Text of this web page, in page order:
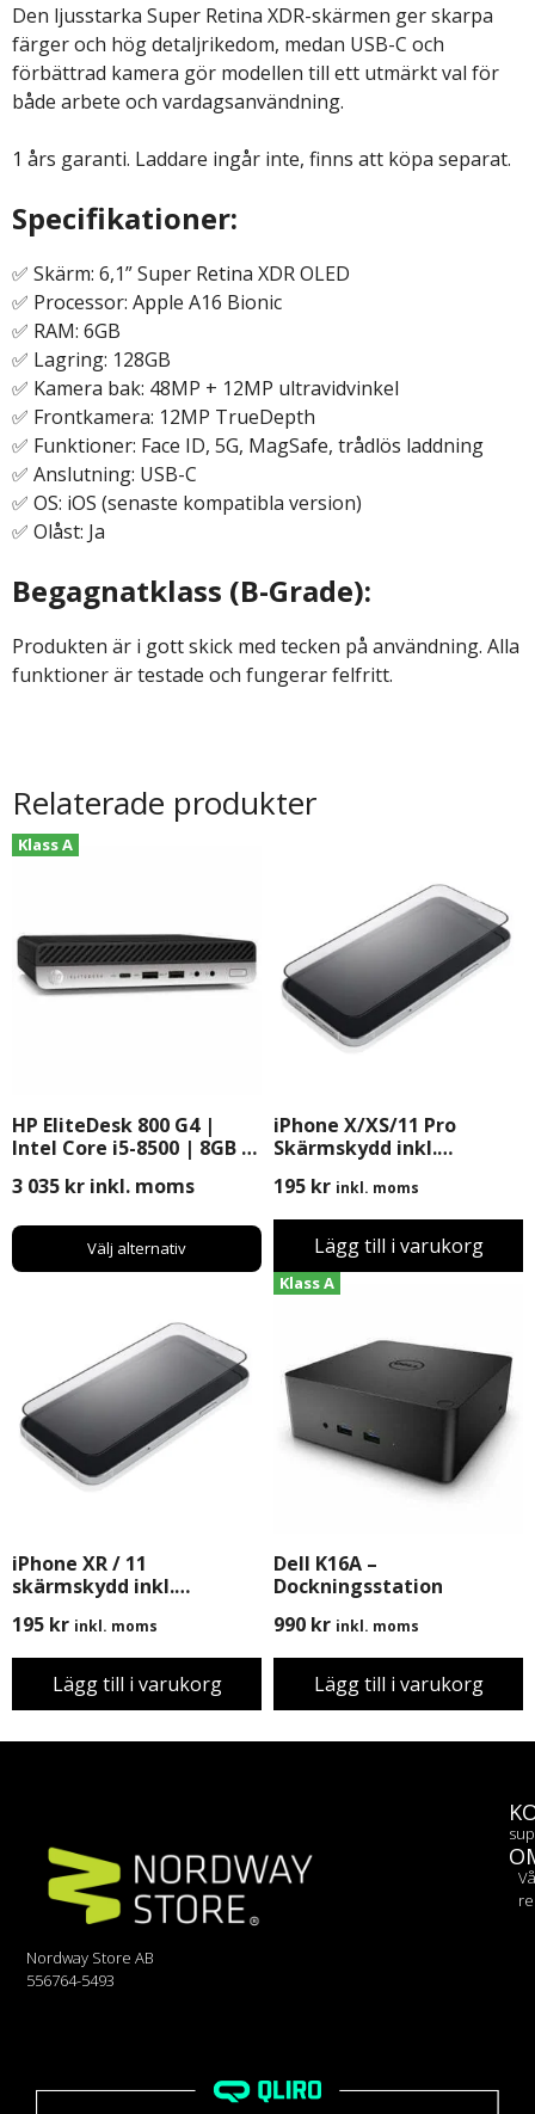
Den ljusstarka Super Retina XDR-skärmen ger skarpa
färger och hög detaljrikedom, medan USB-C och
förbättrad kamera gör modellen till ett utmärkt val för
både arbete och vardagsanvändning.
1 års garanti. Laddare ingår inte, finns att köpa separat.
Specifikationer:
✅ Skärm: 6,1” Super Retina XDR OLED
✅ Processor: Apple A16 Bionic
✅ RAM: 6GB
✅ Lagring: 128GB
✅ Kamera bak: 48MP + 12MP ultravidvinkel
✅ Frontkamera: 12MP TrueDepth
✅ Funktioner: Face ID, 5G, MagSafe, trådlös laddning
✅ Anslutning: USB-C
✅ OS: iOS (senaste kompatibla version)
✅ Olåst: Ja
Begagnatklass (B-Grade):
Produkten är i gott skick med tecken på användning. Alla
funktioner är testade och fungerar felfritt.
Relaterade produkter
HP EliteDesk 800 G4 |
Intel Core i5-8500 | 8GB |
Pro
Klass A
3 035 kr inkl. moms
Välj alternativ
iPhone X/XS/11 Pro
Skärmskydd inkl.
195 kr inkl. moms
Lägg till i varukorg
iPhone XR / 11
skärmskydd inkl.
195 kr inkl. moms
Lägg till i varukorg
Dell K16A –
Dockningsstation
Klass A
990 kr inkl. moms
Lägg till i varukorg
Nordway Store AB
556764-5493